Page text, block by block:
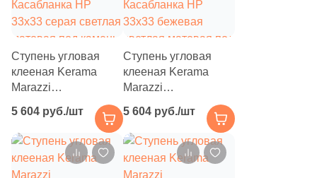
Ступень угловая
клееная Kerama
Marazzi
KM6012G0201RGCA
Касабланка HP
33x33 серая светлая
матовая под камень
5 604 руб./шт
Ступень угловая
клееная Kerama
Marazzi
KM6012G0191RGCA
Касабланка HP
33x33 бежевая
светлая матовая под
камень
5 604 руб./шт